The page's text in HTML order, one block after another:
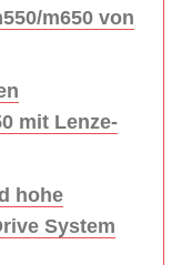
m650 von
mit Lenze-
hohe
System